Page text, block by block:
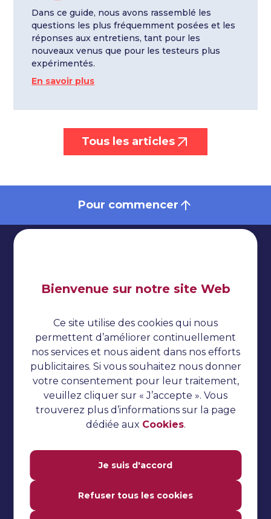
Dans ce guide, nous avons rassemblé les
questions les plus fréquemment posées et les
réponses aux entretiens, tant pour les
nouveaux venus que pour les testeurs plus
expérimentés.
En savoir plus
Tous les articles
Pour commencer
Impressum
Cookies
Tests automatisés
Tutoriel TestNG
Tutoriel sur le concombre
Questions d'entretien
Tutoriel Jmeter
Bienvenue sur notre site Web
Ce site utilise des cookies qui nous
permettent d’améliorer continuellement
nos services et nous aident dans nos efforts
publicitaires. Si vous souhaitez nous donner
votre consentement pour leur traitement,
veuillez cliquer sur « J’accepte ». Vous
trouverez plus d’informations sur la page
dédiée aux Cookies.
Je suis d'accord
Refuser tous les cookies